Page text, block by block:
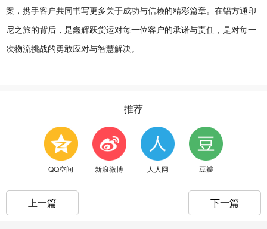
案，携手客户共同书写更多关于成功与信赖的精彩篇章。在铝方通印
尼之旅的背后，是鑫辉跃货运对每一位客户的承诺与责任，是对每一
次物流挑战的勇敢应对与智慧解决。
推荐
QQ空间 新浪微博 人人网 豆瓣
上一篇 下一篇